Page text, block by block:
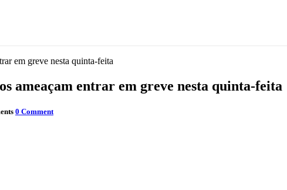
em greve nesta quinta-feita
ameaçam entrar em greve nesta quinta-feita
0 Comment